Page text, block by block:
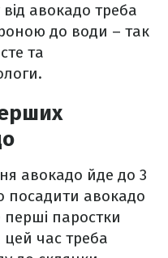
від авокадо треба
до води – так
та
авокадо йде до 3
посадити авокадо
паростки
цей час треба